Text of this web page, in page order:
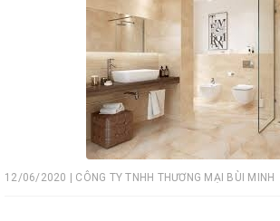
12/06/2020 | CÔNG TY TNHH THƯƠNG MẠI BÙI MINH